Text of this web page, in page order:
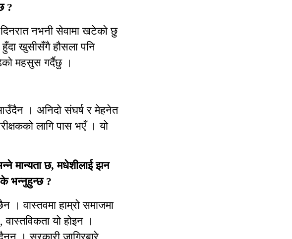
?
नभनी सेवामा खटेको छु
हुँदा खुसीसँगै हौसला पनि
महसुस गर्दैछु ।
। अनिदो संघर्ष र मेहनेत
लागि पास भएँ । यो
मान्यता छ, मधेशीलाई झन
के भन्नुहुन्छ ?
वास्तवमा हाम्रो समाजमा
यो होइन ।